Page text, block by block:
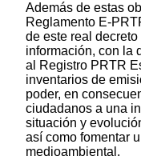
Además de estas
Reglamento E-
de este real
información, con la
al Registro PRTR
inventarios de
poder, en
ciudadanos a una
situación y
así como fomentar
medioambiental.